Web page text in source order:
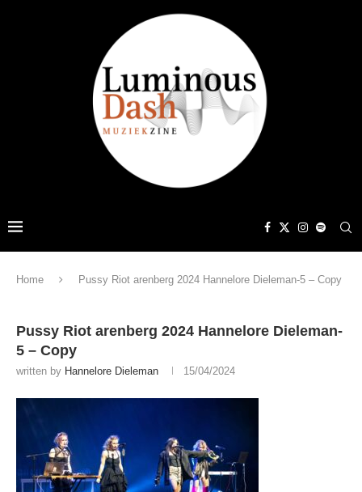
Home Pussy Riot arenberg 2024 Hannelore Dieleman-5 – Copy
Pussy Riot arenberg 2024 Hannelore Dieleman-
5 – Copy
written by Hannelore Dieleman 15/04/2024